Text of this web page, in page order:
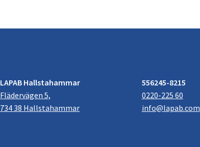
LAPAB Hallstahammar
Flädervägen 5,
734 38 Hallstahammar
556245-8215
0220-225 60
info@lapab.com